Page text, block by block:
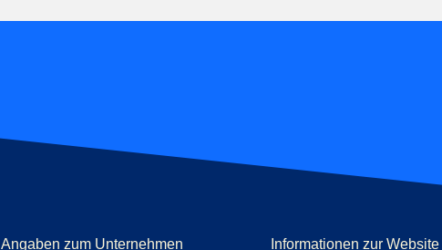
Angaben zum Unternehmen Informationen zur Website